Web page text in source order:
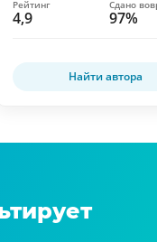
4,9
Рейтинг
97%
Сдано
Найти автора